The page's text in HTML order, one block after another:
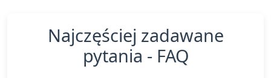
Najczęściej zadawane
pytania - FAQ